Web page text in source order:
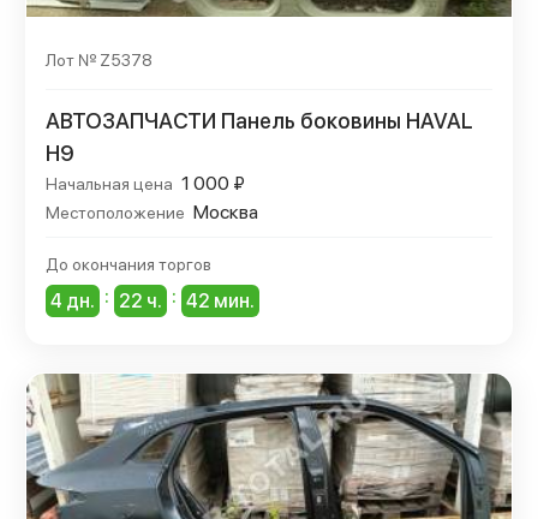
Лот № Z5378
АВТОЗАПЧАСТИ Панель боковины HAVAL
H9
Начальная цена 1 000 ₽
Местоположение Москва
До окончания торгов
4 дн. : 22 ч. : 42 мин.